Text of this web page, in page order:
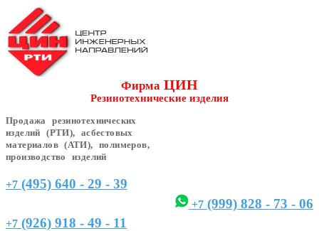
Фирма ЦИН
Резинотехнические изделия
Продажа резинотехнических
изделий (РТИ), асбестовых
материалов (АТИ), полимеров,
производство изделий
+7 (495) 640 - 29 - 39
+7 (999) 828 - 73 - 06
+7 (926) 918 - 49 - 11